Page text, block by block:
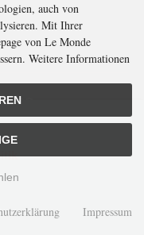
auch von
Mit Ihrer
von Le Monde
Weitere Informationen
Impressum